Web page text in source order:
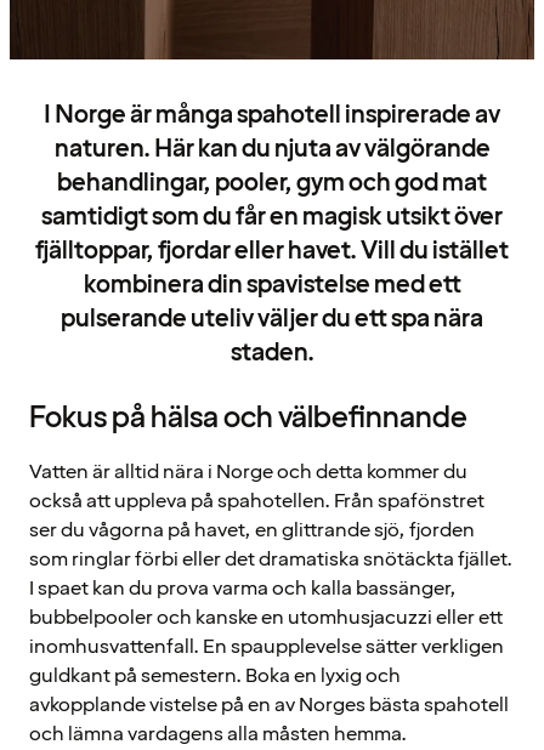
I Norge är många spahotell inspirerade av
naturen. Här kan du njuta av välgörande
behandlingar, pooler, gym och god mat
samtidigt som du får en magisk utsikt över
fjälltoppar, fjordar eller havet. Vill du istället
kombinera din spavistelse med ett
pulserande uteliv väljer du ett spa nära
staden.
Fokus på hälsa och välbefinnande
Vatten är alltid nära i Norge och detta kommer du
också att uppleva på spahotellen. Från spafönstret
ser du vågorna på havet, en glittrande sjö, fjorden
som ringlar förbi eller det dramatiska snötäckta fjället.
I spaet kan du prova varma och kalla bassänger,
bubbelpooler och kanske en utomhusjacuzzi eller ett
inomhusvattenfall. En spaupplevelse sätter verkligen
guldkant på semestern. Boka en lyxig och
avkopplande vistelse på en av Norges bästa spahotell
och lämna vardagens alla måsten hemma.